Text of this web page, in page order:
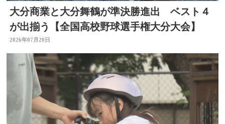
大分商業と大分舞鶴が準決勝進出 ベスト４
が出揃う【全国高校野球選手権大分大会】
2026年07月20日